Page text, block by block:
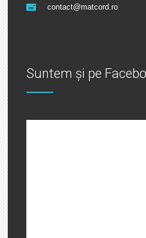
contact@matcord.ro
Suntem și pe